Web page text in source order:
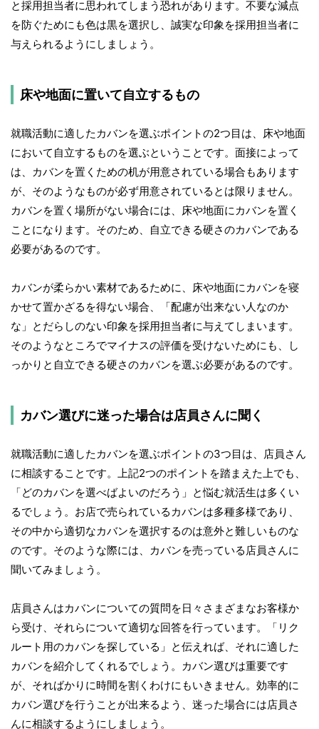
と採用担当者に思われてしまう恐れがあります。不要な減点
を防ぐためにも色は黒を選択し、誠実な印象を採用担当者に
与えられるようにしましょう。
床や地面に置いて自立するもの
就職活動に適したカバンを選ぶポイントの2つ目は、床や地面
において自立するものを選ぶということです。面接によって
は、カバンを置くための机が用意されている場合もあります
が、そのようなものが必ず用意されているとは限りません。
カバンを置く場所がない場合には、床や地面にカバンを置く
ことになります。そのため、自立できる硬さのカバンである
必要があるのです。
カバンが柔らかい素材であるために、床や地面にカバンを寝
かせて置かざるを得ない場合、「配慮が出来ない人なのか
な」とだらしのない印象を採用担当者に与えてしまいます。
そのようなところでマイナスの評価を受けないためにも、し
っかりと自立できる硬さのカバンを選ぶ必要があるのです。
カバン選びに迷った場合は店員さんに聞く
就職活動に適したカバンを選ぶポイントの3つ目は、店員さん
に相談することです。上記2つのポイントを踏まえた上でも、
「どのカバンを選べばよいのだろう」と悩む就活生は多くい
るでしょう。お店で売られているカバンは多種多様であり、
その中から適切なカバンを選択するのは意外と難しいものな
のです。そのような際には、カバンを売っている店員さんに
聞いてみましょう。
店員さんはカバンについての質問を日々さまざまなお客様か
ら受け、それらについて適切な回答を行っています。「リク
ルート用のカバンを探している」と伝えれば、それに適した
カバンを紹介してくれるでしょう。カバン選びは重要です
が、そればかりに時間を割くわけにもいきません。効率的に
カバン選びを行うことが出来るよう、迷った場合には店員さ
んに相談するようにしましょう。